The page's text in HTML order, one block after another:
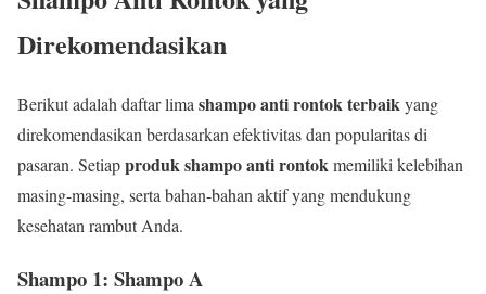
Direkomendasikan
Berikut adalah daftar lima shampo anti rontok terbaikyang
direkomendasikan berdasarkan efektivitas dan popularitas di
pasaran. Setiapproduk shampo anti rontokmemiliki kelebihan
masing-masing, serta bahan-bahan aktif yang mendukung
kesehatan rambut Anda.
Shampo 1: Shampo A